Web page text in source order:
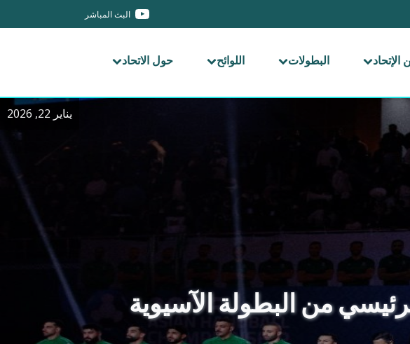
البث المباشر
الإتحاد البطولات اللوائح حول الاتحاد
يناير 22, 2026
من البطولة الآسيوية